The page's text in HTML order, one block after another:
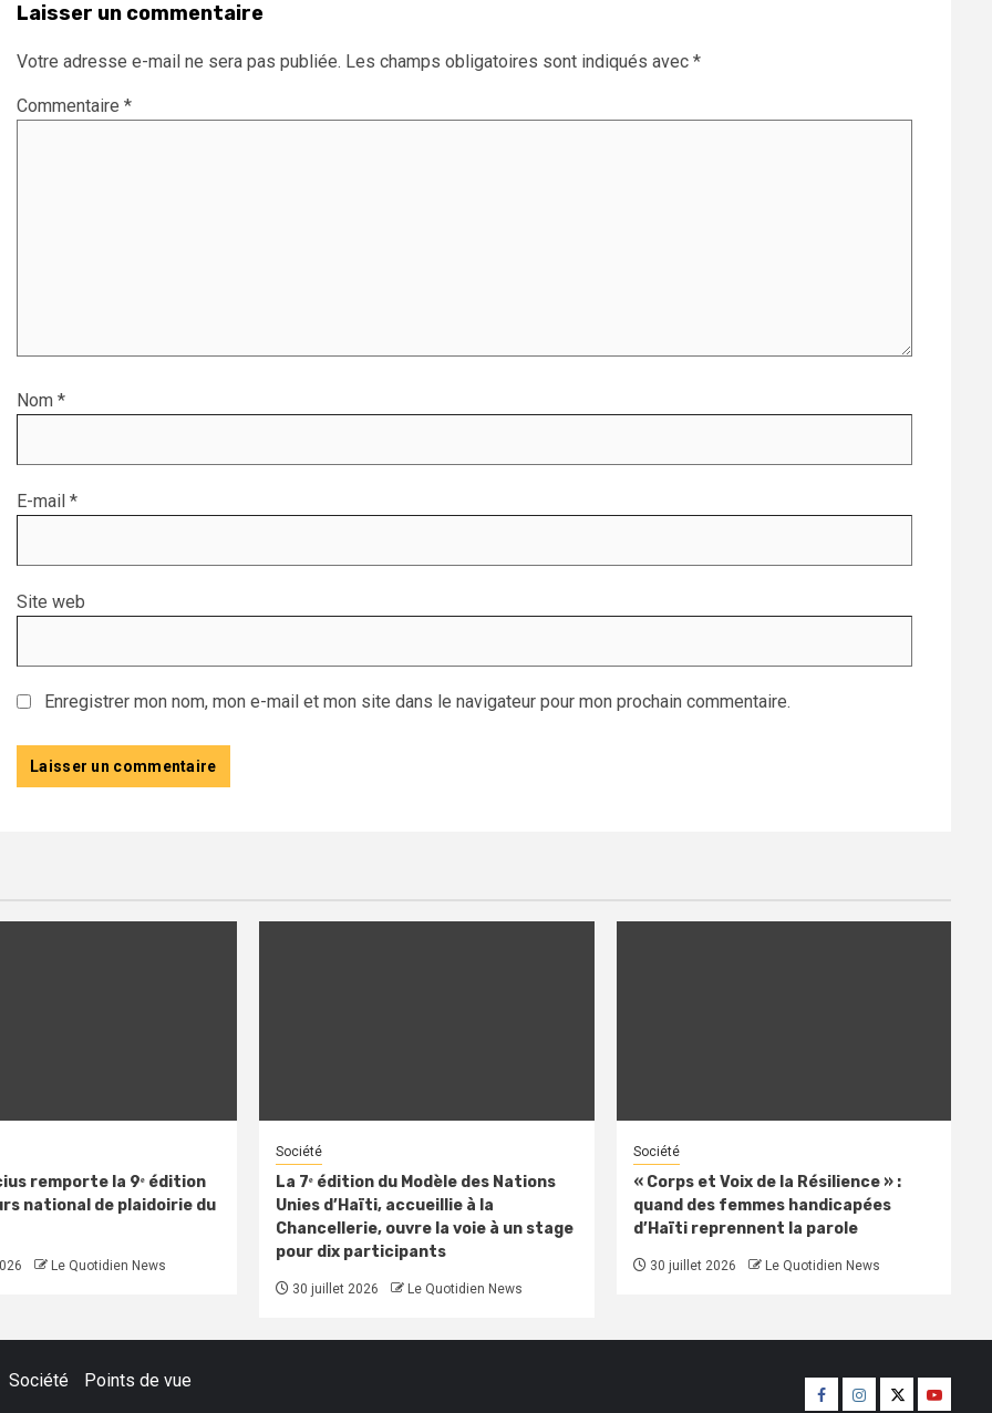
Laisser un commentaire
Votre adresse e-mail ne sera pas publiée. Les champs obligatoires sont indiqués avec *
Commentaire *
Nom *
E-mail *
Site web
Enregistrer mon nom, mon e-mail et mon site dans le navigateur pour mon prochain commentaire.
remporte la 9ᵉ édition
national de plaidoirie du
Le Quotidien News
Société
La 7ᵉ édition du Modèle des Nations
Unies d’Haïti, accueillie à la
Chancellerie, ouvre la voie à un stage
pour dix participants
30 juillet 2026 Le Quotidien News
Société
« Corps et Voix de la Résilience » :
quand des femmes handicapées
d’Haïti reprennent la parole
30 juillet 2026 Le Quotidien News
Société Points de vue
Facebook
Instagram
TwitterYoutube